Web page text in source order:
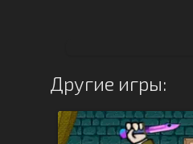
Другие игры: